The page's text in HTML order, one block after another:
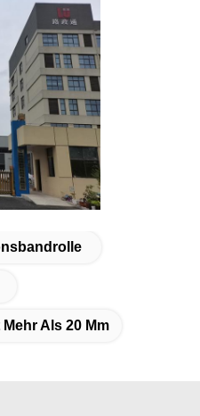
Als 20 Mm